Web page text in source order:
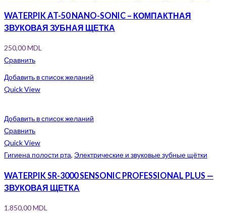
WATERPIK AT-50 NANO-SONIC – КОМПАКТНАЯ
ЗВУКОВАЯ ЗУБНАЯ ЩЕТКА
250,00MDL
Сравнить
Добавить в список желаний
Quick View
Добавить в список желаний
Сравнить
Quick View
Гигиена полости рта, Электрические и звуковые зубные щётки
WATERPIK SR-3000 SENSONIC PROFESSIONAL PLUS —
ЗВУКОВАЯ ЩЕТКА
1.850,00MDL